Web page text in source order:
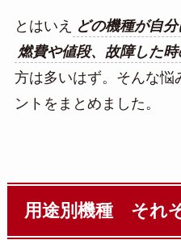
とはいえ どの機種が自
燃費や値段、故障した
方は多いはず。そんな悩
ントをまとめました。
用途別機種 それ